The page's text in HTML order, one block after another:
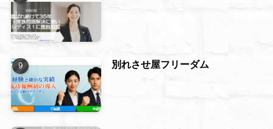
別れさせ屋フリーダム